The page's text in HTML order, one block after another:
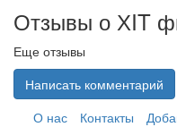
Отзывы о ХIT
Еще отзывы
Написать комментарий
О нас
Контакты